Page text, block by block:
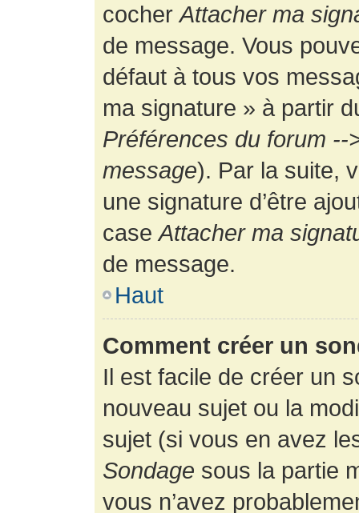
cocherAttacher ma
de message. Vous
défaut à tous vos
ma signature » à partir
Préférences du forum
message). Par la suite,
une signature d’être
caseAttacher ma
de message.
Haut
Comment créer un
Il est facile de créer un
nouveau sujet ou la
sujet (si vous en avez
Sondage sous la partie
vous n’avez